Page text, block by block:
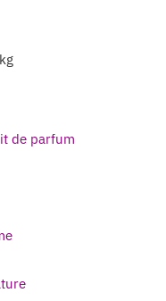
de parfum